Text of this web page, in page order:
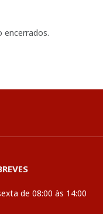
encerrados.
de 08:00 às 14:00